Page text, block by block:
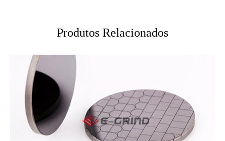
Produtos Relacionados